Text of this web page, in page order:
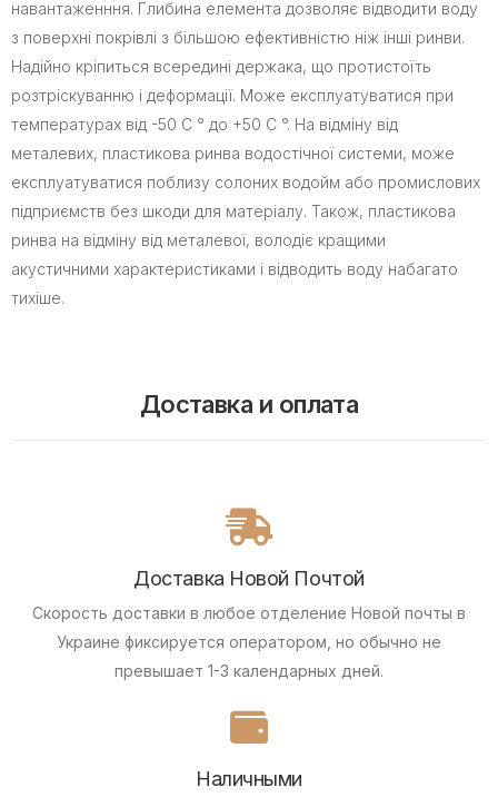
навантаженння. Глибина елемента дозволяє відводити воду
з поверхні покрівлі з більшою ефективністю ніж інші ринви.
Надійно кріпиться всередині держака, що протистоїть
розтріскуванню і деформації. Може експлуатуватися при
температурах від -50 С ° до +50 С °. На відміну від
металевих, пластикова ринва водостічної системи, може
експлуатуватися поблизу солоних водойм або промислових
підприємств без шкоди для матеріалу. Також, пластикова
ринва на відміну від металевої, володіє кращими
акустичними характеристиками і відводить воду набагато
тихіше.
Доставка и оплата
Доставка Новой Почтой
Скорость доставки в любое отделение Новой почты в
Украине фиксируется оператором, но обычно не
превышает 1-3 календарных дней.
Наличными